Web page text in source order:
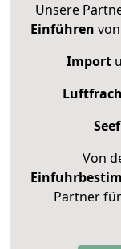
Unsere
Einführen von
Import
Von
Partner